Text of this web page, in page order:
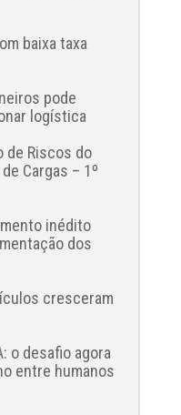
baixa taxa
pode
logística
de Riscos do
Cargas – 1º
inédito
dos
cresceram
o desafio agora
entre humanos